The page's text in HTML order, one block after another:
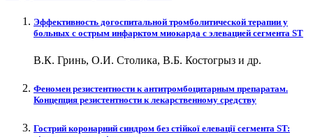
Эффективность догоспитальной тромболитической терапии у
больных с острым инфарктом миокарда с элевацией сегмента ST
В.К. Гринь, О.И. Столика, В.Б. Костогрыз и др.
Феномен резистентности к антитромбоцитарным препаратам.
Концепция резистентности к лекарственному средству
Гострий коронарний синдром без стійкої елевації сегмента ST: